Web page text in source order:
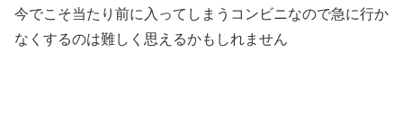
今でこそ当たり前に入ってしまうコンビニなので急に行か
なくするのは難しく思えるかもしれません